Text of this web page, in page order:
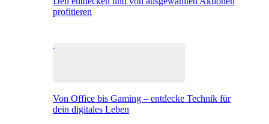
profitieren
Von Office bis Gaming – entdecke Technik für
dein digitales Leben